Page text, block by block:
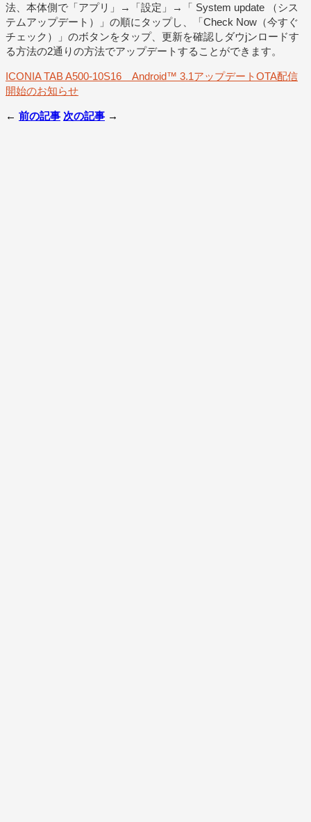
法、本体側で「アプリ」→「設定」→「 System update （シス
テムアップデート）」の順にタップし、「Check Now（今すぐ
チェック）」のボタンをタップ、更新を確認しダウjンロードす
る方法の2通りの方法でアップデートすることができます。
ICONIA TAB A500-10S16 Android™ 3.1アップデートOTA配信
開始のお知らせ
← 前の記事 次の記事 →